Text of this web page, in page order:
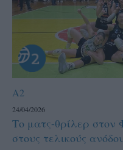
A2
24/04/2026
Το ματς-θρίλερ στον
στους τελικούς